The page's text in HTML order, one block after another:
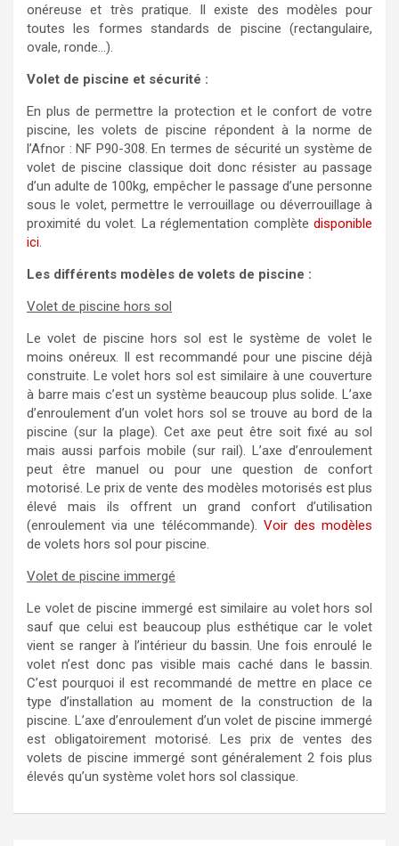
onéreuse et très pratique. Il existe des modèles pour
toutes les formes standards de piscine (rectangulaire,
ovale, ronde…).
Volet de piscine et sécurité :
En plus de permettre la protection et le confort de votre
piscine, les volets de piscine répondent à la norme de
l’Afnor : NF P90-308. En termes de sécurité un système de
volet de piscine classique doit donc résister au passage
d’un adulte de 100kg, empêcher le passage d’une personne
sous le volet, permettre le verrouillage ou déverrouillage à
proximité du volet. La réglementation complète disponible
ici.
Les différents modèles de volets de piscine :
Volet de piscine hors sol
Le volet de piscine hors sol est le système de volet le
moins onéreux. Il est recommandé pour une piscine déjà
construite. Le volet hors sol est similaire à une couverture
à barre mais c’est un système beaucoup plus solide. L’axe
d’enroulement d’un volet hors sol se trouve au bord de la
piscine (sur la plage). Cet axe peut être soit fixé au sol
mais aussi parfois mobile (sur rail). L’axe d’enroulement
peut être manuel ou pour une question de confort
motorisé. Le prix de vente des modèles motorisés est plus
élevé mais ils offrent un grand confort d’utilisation
(enroulement via une télécommande). Voir des modèles
de volets hors sol pour piscine.
Volet de piscine immergé
Le volet de piscine immergé est similaire au volet hors sol
sauf que celui est beaucoup plus esthétique car le volet
vient se ranger à l’intérieur du bassin. Une fois enroulé le
volet n’est donc pas visible mais caché dans le bassin.
C’est pourquoi il est recommandé de mettre en place ce
type d’installation au moment de la construction de la
piscine. L’axe d’enroulement d’un volet de piscine immergé
est obligatoirement motorisé. Les prix de ventes des
volets de piscine immergé sont généralement 2 fois plus
élevés qu’un système volet hors sol classique.